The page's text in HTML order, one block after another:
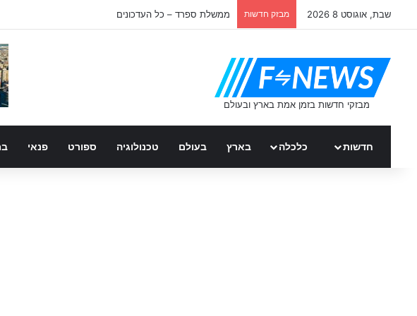
שבת, אוגוסט 8 2026 מבזק חדשות ממשלת ספרד – כל העדכונים
חדשות כלכלה בארץ בעולם טכנולוגיה ספורט פנאי